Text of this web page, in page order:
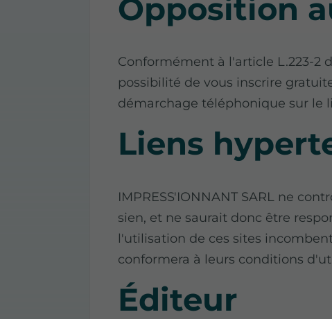
Opposition
Conformément à l'article L.223-2
possibilité de vous inscrire
démarchage téléphonique sur le
Liens
IMPRESS'IONNANT SARL ne
sien, et ne saurait donc être
l'utilisation de ces sites
conformera à leurs conditions
Éditeur